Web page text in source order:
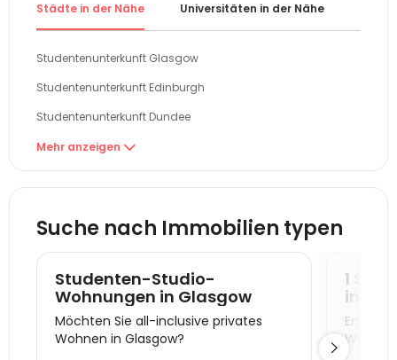
Städte in der Nähe Universitäten in der Nähe
Studentenunterkunft Glasgow
Studentenunterkunft Edinburgh
Studentenunterkunft Dundee
Studentenunterkunft Belfast
Studentenunterkunft Durham (Grafschaft)
Studentenunterkunft Sunderland
Studentenunterkunft Lancaster
Studentenunterkunft Middlesbrough
Studentenunterkunft Bradford
Mehr anzeigen 
Suche nach Immobilien typen
Studenten-Studio-
Wohnungen in Glasgow
Möchten Sie all-inclusive privates
Wohnen in Glasgow?
1
in
